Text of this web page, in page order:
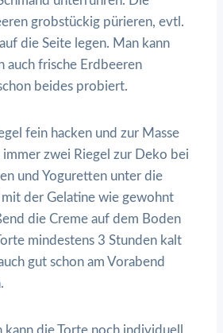
grobstückig pürieren, evtl.
die Seite legen. Man kann
auch frische Erdbeeren
beides probiert.
fein hacken und zur Masse
zwei Riegel zur Deko bei
und Yoguretten unter die
der Gelatine wie gewohnt
die Creme auf dem Boden
mindestens 3 Stunden kalt
gut schon am Vorabend
die Torte noch individuell